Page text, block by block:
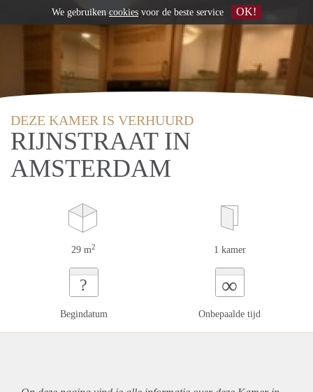
DEZE KAMER IS VERHUURD
RIJNSTRAAT IN
AMSTERDAM
29 m2 1 kamer
?
Begindatum
∞
Onbepaalde tijd
We gebruiken cookies voor de beste service OK!